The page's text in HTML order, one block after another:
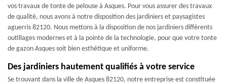
vos travaux de tonte de pelouse à Asques. Pour vous assurer des travaux
de qualité, nous avons à notre disposition des jardiniers et paysagistes
aguerris 82120. Nous mettons à la disposition de nos jardiniers différents
outillages modernes et à la pointe de la technologie, pour que votre tonte
de gazon Asques soit bien esthétique et uniforme.
Des jardiniers hautement qualifiés à votre service
Se trouvant dans la ville de Asques 82120, notre entreprise est constituée